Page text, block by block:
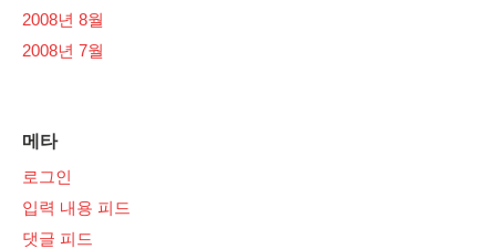
2008년 8월
2008년 7월
메타
로그인
입력 내용 피드
댓글 피드